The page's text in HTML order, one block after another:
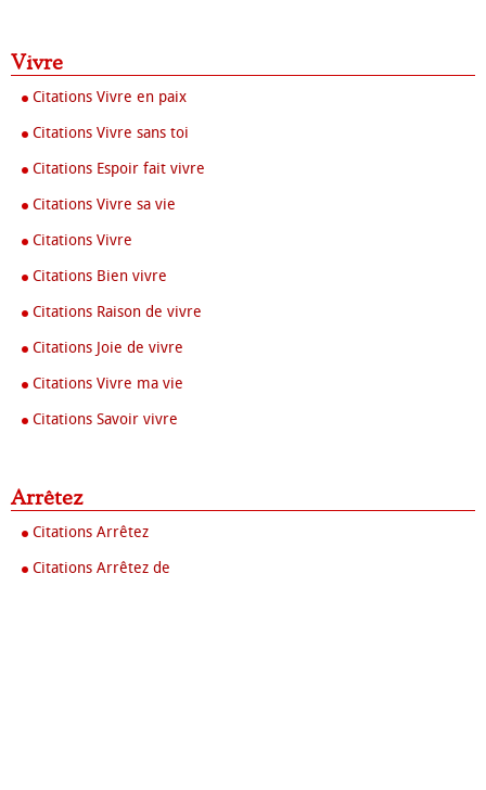
Vivre
Citations Vivre en paix
Citations Vivre sans toi
Citations Espoir fait vivre
Citations Vivre sa vie
Citations Vivre
Citations Bien vivre
Citations Raison de vivre
Citations Joie de vivre
Citations Vivre ma vie
Citations Savoir vivre
Arrêtez
Citations Arrêtez
Citations Arrêtez de